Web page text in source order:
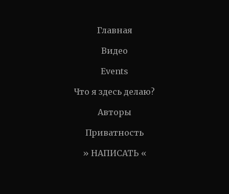
Главная
Видео
Events
Что я здесь делаю?
Авторы
Приватность
» НАПИСАТЬ «